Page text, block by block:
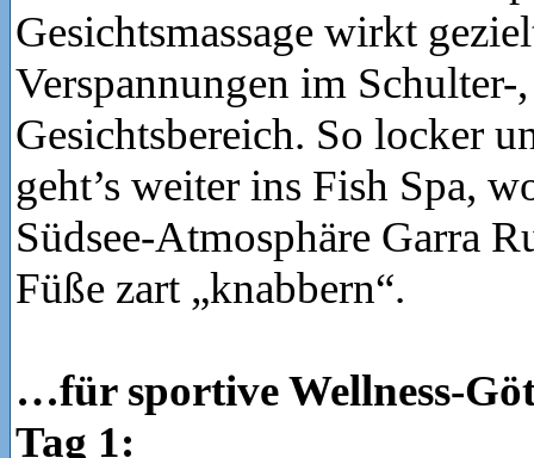
Gesichtsmassage wirkt
Verspannungen im
Gesichtsbereich. So locker
geht’s weiter ins Fish Spa,
Südsee-Atmosphäre Garra
Füße zart „knabbern“.
…für sportive Wellness-
Tag 1: